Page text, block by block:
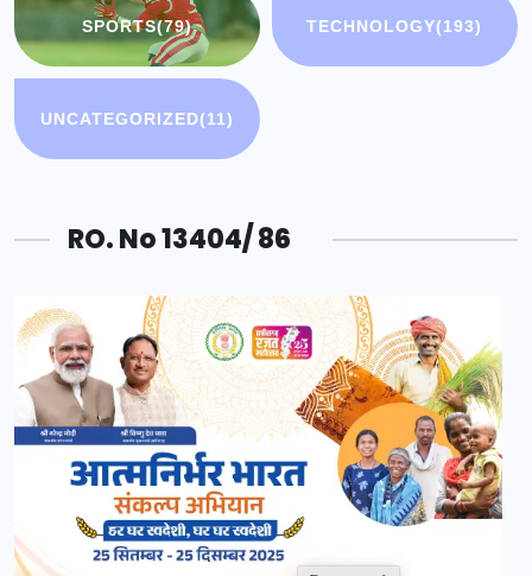
SPORTS(79) TECHNOLOGY(193)
UNCATEGORIZED(11)
RO. No 13404/ 86